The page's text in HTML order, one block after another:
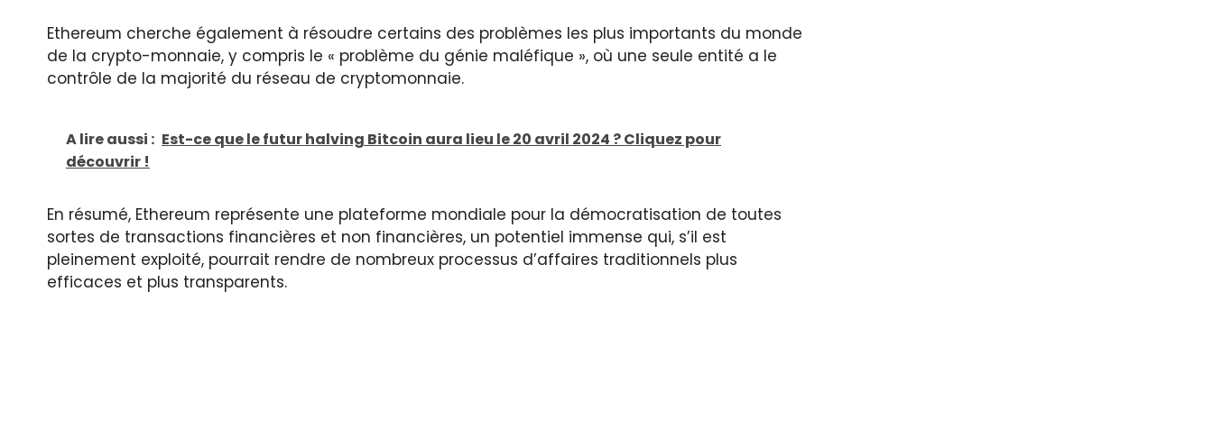
Ethereum cherche également à résoudre certains des problèmes les plus importants du monde
de la crypto-monnaie, y compris le « problème du génie maléfique », où une seule entité a le
contrôle de la majorité du réseau de cryptomonnaie.
A lire aussi : Est-ce que le futur halving Bitcoin aura lieu le 20 avril 2024 ? Cliquez pour
découvrir !
En résumé, Ethereum représente une plateforme mondiale pour la démocratisation de toutes
sortes de transactions financières et non financières, un potentiel immense qui, s’il est
pleinement exploité, pourrait rendre de nombreux processus d’affaires traditionnels plus
efficaces et plus transparents.